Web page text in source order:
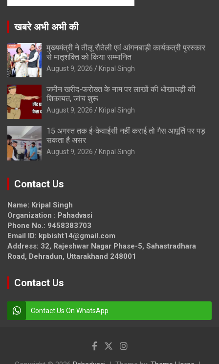
खबरे अभी अभी की
मुख्यमंत्री ने तीलू रौतेली एवं आंगनबाड़ी कार्यकत्री पुरस्कार
से मातृशक्ति को किया सम्मानित
August 9, 2026 Kripal Singh
जमीन खरीद-फरोख्त के नाम पर लाखों की धोखाधड़ी की
शिकायत, जांच शुरू
August 9, 2026 Kripal Singh
15 अगस्त तक ई-केवाईसी नहीं कराई तो गैस आपूर्ति पर पड़
सकता है असर
August 9, 2026 Kripal Singh
Contact Us
Name: Kripal Singh
Organization : Pahadvasi
Phone No.: 9458383703
Email ID: kpbisht14@gmail.com
Address: 32, Rajeshwar Nagar Phase-5, Sahastradhara
Road, Dehradun, Uttarakhand 248001
Contact Us
Contact Us On WhatsApp